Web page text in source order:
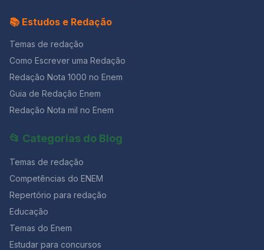
📚 Estudos e Redação
Temas de redação
Como Escrever uma Redação
Redação Nota 1000 no Enem
Guia de Redação Enem
Redação Nota mil no Enem
📂 Categorias do Blog
Temas de redação
Competências do ENEM
Repertório para redação
Educação
Temas do Enem
Estudar para concursos